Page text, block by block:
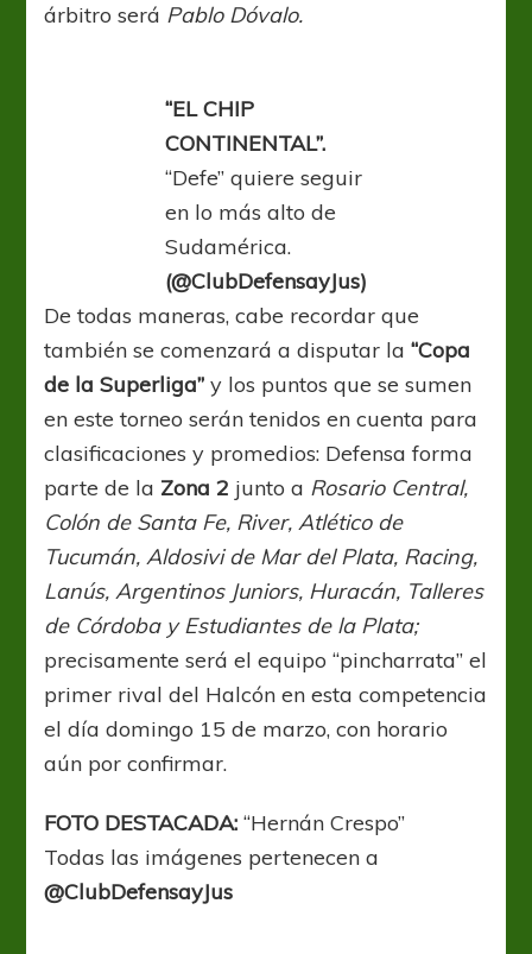
árbitro será Pablo Dóvalo.
“EL CHIP
CONTINENTAL”.
“Defe” quiere seguir
en lo más alto de
Sudamérica.
(@ClubDefensayJus)
De todas maneras, cabe recordar que
también se comenzará a disputar la“Copa
de la Superliga”y los puntos que se sumen
en este torneo serán tenidos en cuenta para
clasificaciones y promedios: Defensa forma
parte de la Zona 2 junto a Rosario Central,
Colón de Santa Fe, River, Atlético de
Tucumán, Aldosivi de Mar del Plata, Racing,
Lanús, Argentinos Juniors, Huracán, Talleres
de Córdoba y Estudiantes de la Plata;
precisamente será el equipo “pincharrata” el
primer rival del Halcón en esta competencia
el día domingo 15 de marzo, con horario
aún por confirmar.
FOTO DESTACADA: “Hernán Crespo”
Todas las imágenes pertenecen a
@ClubDefensayJus